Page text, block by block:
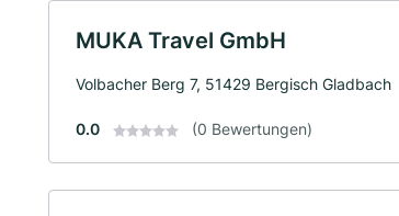
MUKA Travel GmbH
Volbacher Berg 7, 51429 Bergisch Gladbach
0.0 (0 Bewertungen)